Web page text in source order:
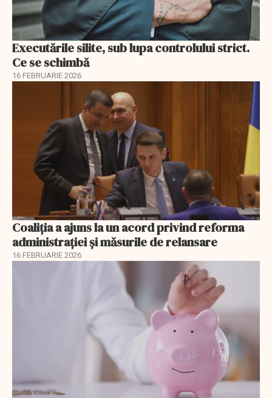
Executările silite, sub lupa controlului strict.
Ce se schimbă
16 FEBRUARIE 2026
Coaliția a ajuns la un acord privind reforma
administrației și măsurile de relansare
16 FEBRUARIE 2026